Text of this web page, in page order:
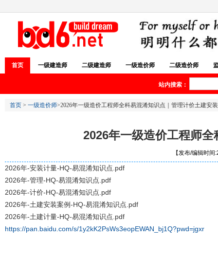
首页 一级建造师 二级建造师 一级造价师 二级造价师
站内搜索：
首页 > 一级造价师>2026年一级造价工程师全科易混淆知识点｜管理计价土建安
2026年一级造价工程师
【发布/编辑时
2026年-安装计量-HQ-易混淆知识点.pdf
2026年-管理-HQ-易混淆知识点.pdf
2026年-计价-HQ-易混淆知识点.pdf
2026年-土建安装案例-HQ-易混淆知识点.pdf
2026年-土建计量-HQ-易混淆知识点.pdf
https://pan.baidu.com/s/1y2kK2PsWs3eopEWAN_bj1Q?pwd=jgxr